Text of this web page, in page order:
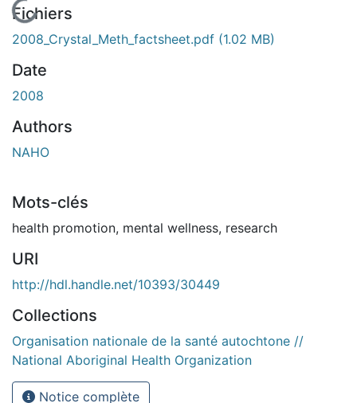
En cours de chargement...
Fichiers
2008_Crystal_Meth_factsheet.pdf (1.02 MB)
Date
2008
Authors
NAHO
Mots-clés
health promotion, mental wellness, research
URI
http://hdl.handle.net/10393/30449
Collections
Organisation nationale de la santé autochtone //
National Aboriginal Health Organization
Notice complète